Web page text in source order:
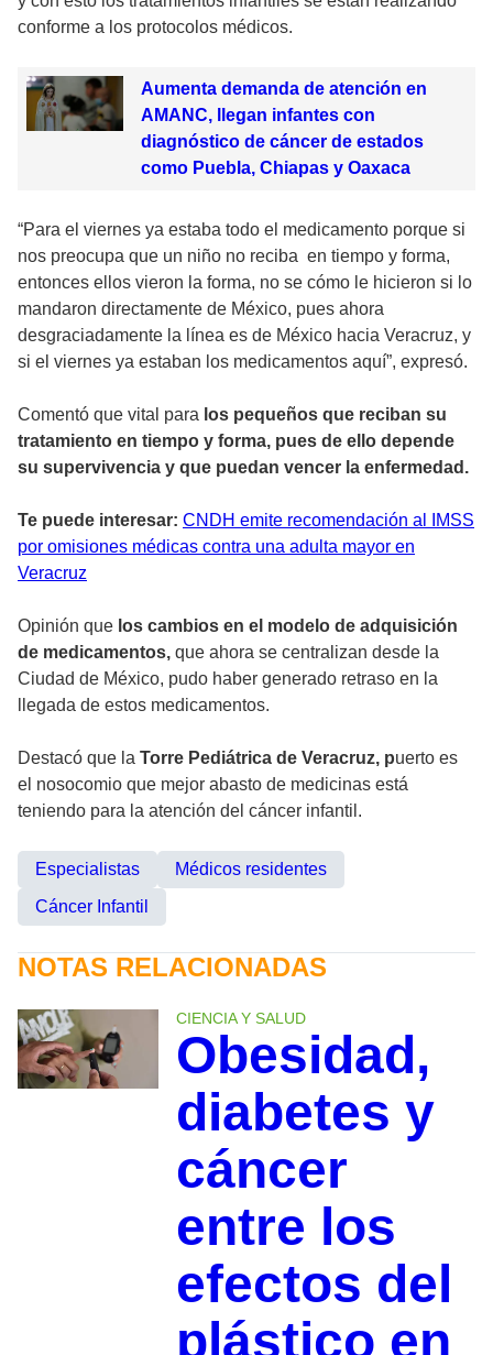
conforme a los protocolos médicos.
Aumenta demanda de atención en
AMANC, llegan infantes con
diagnóstico de cáncer de estados
como Puebla, Chiapas y Oaxaca
“Para el viernes ya estaba todo el medicamento porque si
nos preocupa que un niño no reciba en tiempo y forma,
entonces ellos vieron la forma, no se cómo le hicieron si lo
mandaron directamente de México, pues ahora
desgraciadamente la línea es de México hacia Veracruz, y
si el viernes ya estaban los medicamentos aquí”, expresó.
Comentó que vital para los pequeños que reciban su
tratamiento en tiempo y forma, pues de ello depende
su supervivencia y que puedan vencer la enfermedad.
Te puede interesar: CNDH emite recomendación al IMSS
por omisiones médicas contra una adulta mayor en
Veracruz
Opinión que los cambios en el modelo de adquisición
de medicamentos, que ahora se centralizan desde la
Ciudad de México, pudo haber generado retraso en la
llegada de estos medicamentos.
Destacó que la Torre Pediátrica de Veracruz, puerto es
el nosocomio que mejor abasto de medicinas está
teniendo para la atención del cáncer infantil.
Especialistas
Médicos residentes
Cáncer Infantil
NOTAS RELACIONADAS
CIENCIA Y SALUD
Obesidad,
diabetes y
cáncer
entre los
efectos del
plástico en